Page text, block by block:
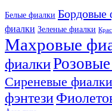
Белые фиалки Бордовые
фиалки Зеленые фиалки
Махровые
фиалки
Сиреневые фиалки
фэнтези